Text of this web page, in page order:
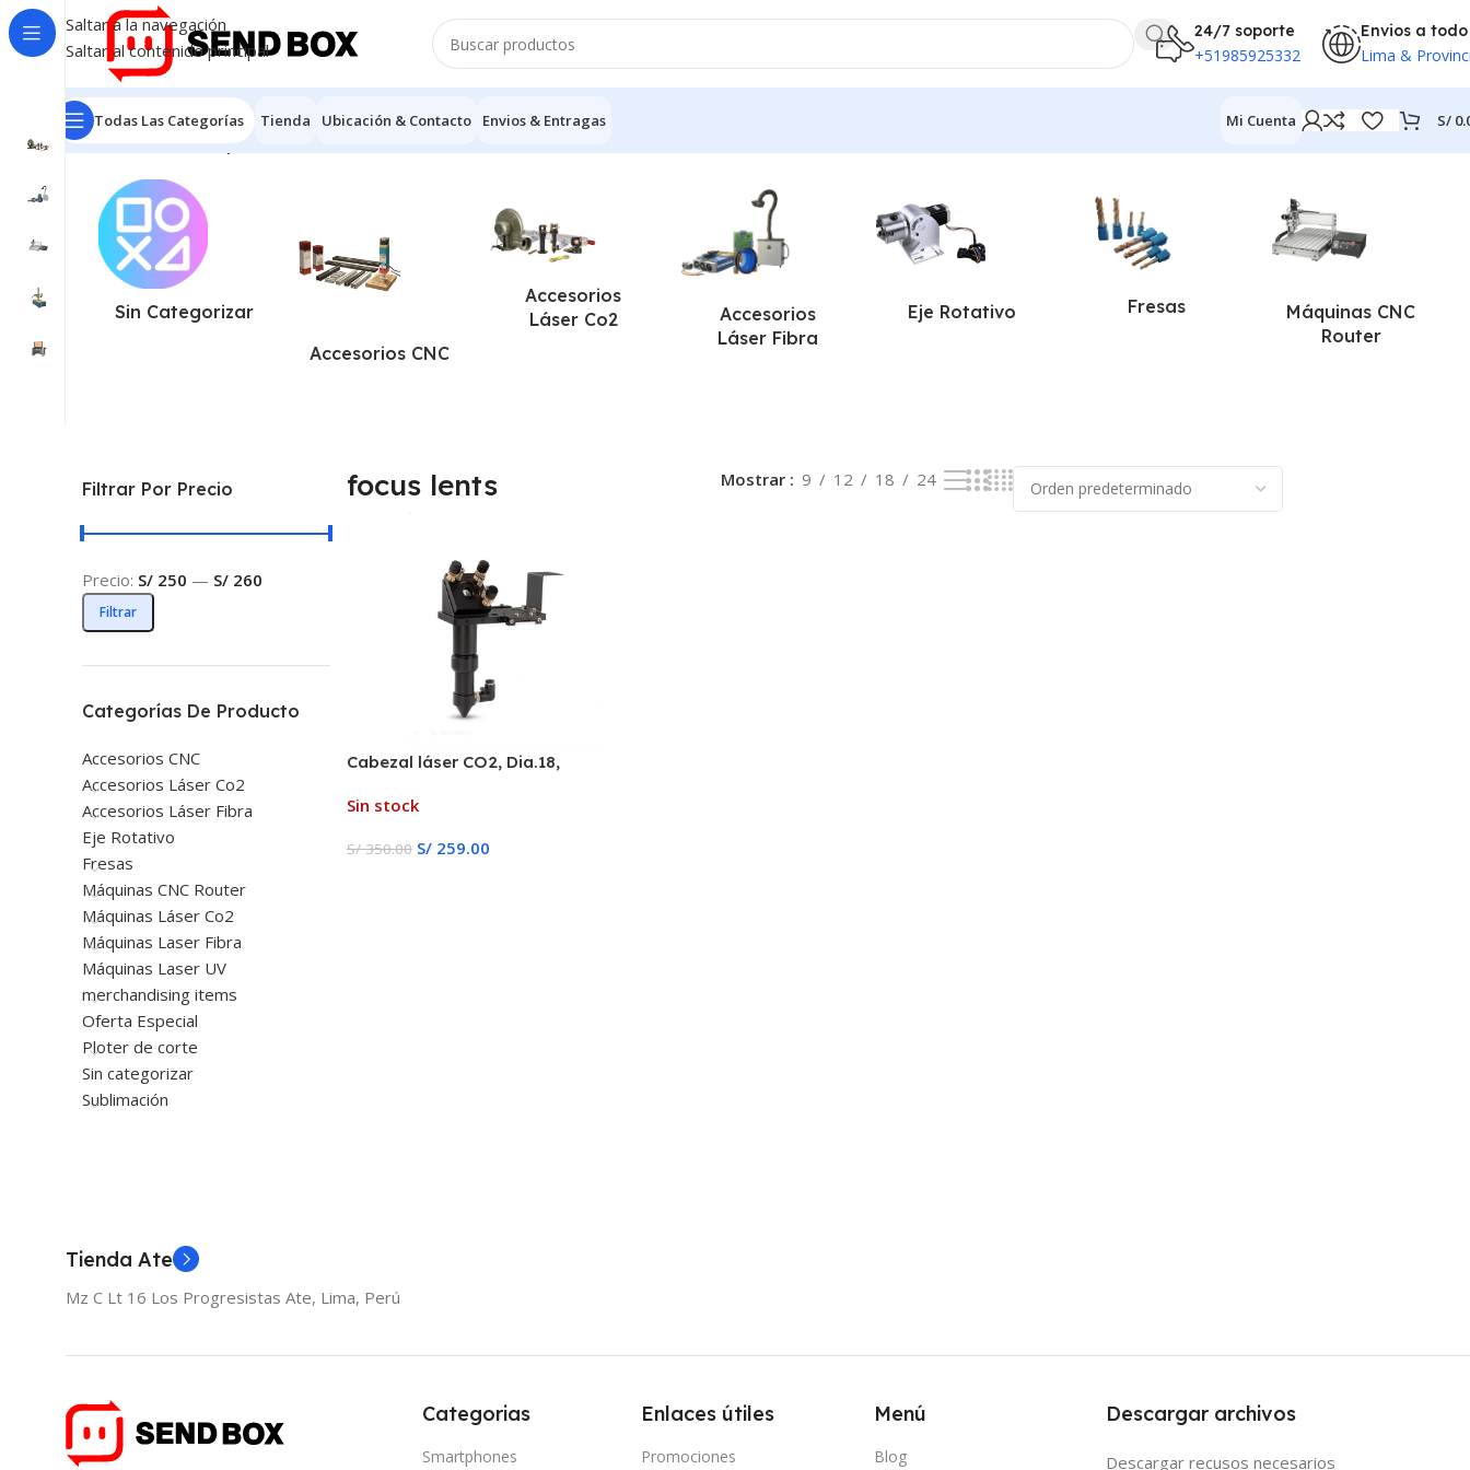
Saltar a la navegación
Saltar al contenido principal
24/7 soporte
+51985925332
Envios a todo
Lima &
Todas Las Categorías Tienda Ubicación & Contacto Envios & Entragas Mi Cuenta S/
Inicio/Productos etiquetados “focus lents”
Sin Categorizar
Accesorios CNC
Accesorios
Láser Co2
Accesorios
Láser Fibra
Eje Rotativo Fresas
Máquinas CNC
Router
Filtrar Por Precio
Filtrar
Precio: S/ 250 — S/ 260
Categorías De Producto
Accesorios CNC
Accesorios Láser Co2
Accesorios Láser Fibra
Eje Rotativo
Fresas
Máquinas CNC Router
Máquinas Láser Co2
Máquinas Laser Fibra
Máquinas Laser UV
merchandising items
Oferta Especial
Ploter de corte
Sin categorizar
Sublimación
focus lents Mostrar 9 12 18 24
Cabezal láser CO2, Dia.18,
FL50.8/63,5/101,6mm
(negro)
Sin stock
S/350.00 S/259.00
Tienda Ate
Mz C Lt 16 Los Progresistas Ate, Lima, Perú
Categorias
Smartphones
Enlaces útiles
Promociones
Menú
Blog
Descargar archivos
Descargar recusos necesarios